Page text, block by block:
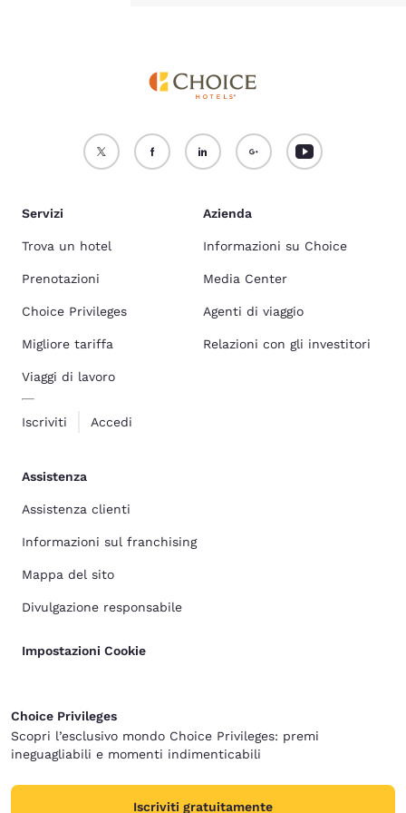
Servizi
Trova un hotel
Prenotazioni
Choice Privileges
Migliore tariffa
Viaggi di lavoro
Iscriviti Accedi
Azienda
Informazioni su Choice
Media Center
Agenti di viaggio
Relazioni con gli investitori
Assistenza
Assistenza clienti
Informazioni sul franchising
Mappa del sito
Divulgazione responsabile
Impostazioni Cookie
Choice Privileges
Scopri l’esclusivo mondo Choice Privileges: premi
ineguagliabili e momenti indimenticabili
Iscriviti gratuitamente